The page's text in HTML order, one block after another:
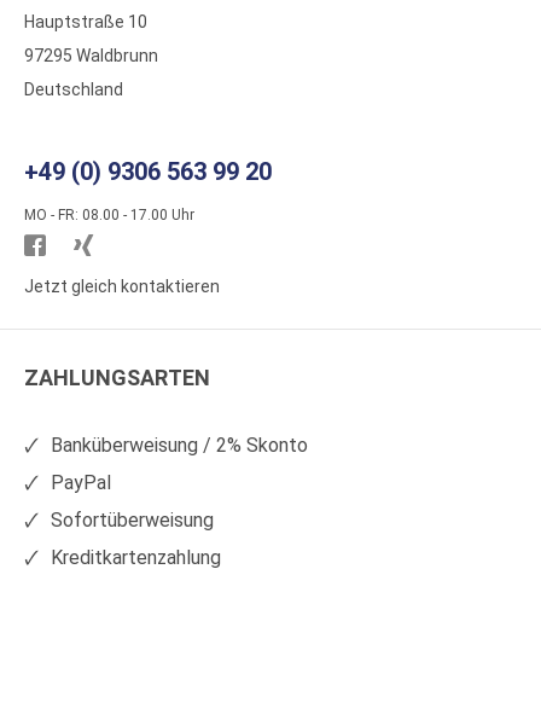
Hauptstraße 10
97295 Waldbrunn
Deutschland
+49 (0) 9306 563 99 20
MO - FR: 08.00 - 17.00 Uhr
Besuchen
Sie
auf
Sie
auf
Jetzt gleich kontaktieren
ZAHLUNGSARTEN
Banküberweisung / 2% Skonto
PayPal
Sofortüberweisung
Kreditkartenzahlung